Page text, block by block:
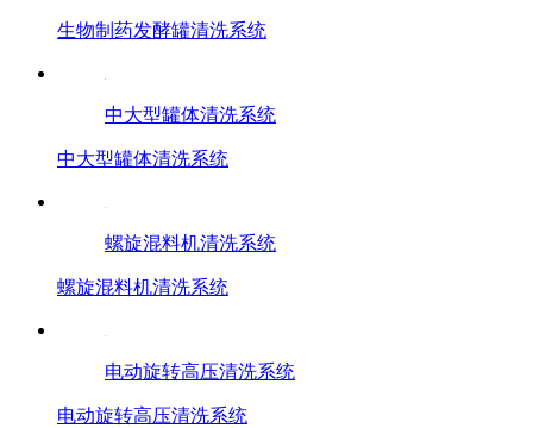
生物制药发酵罐清洗系统
中大型罐体清洗系统
中大型罐体清洗系统
螺旋混料机清洗系统
螺旋混料机清洗系统
电动旋转高压清洗系统
电动旋转高压清洗系统